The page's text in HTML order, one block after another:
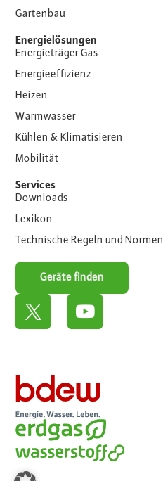
Gartenbau
Energielösungen
Energieträger Gas
Energieeffizienz
Heizen
Warmwasser
Kühlen & Klimatisieren
Mobilität
Services
Downloads
Lexikon
Technische Regeln und Normen
Geräte finden